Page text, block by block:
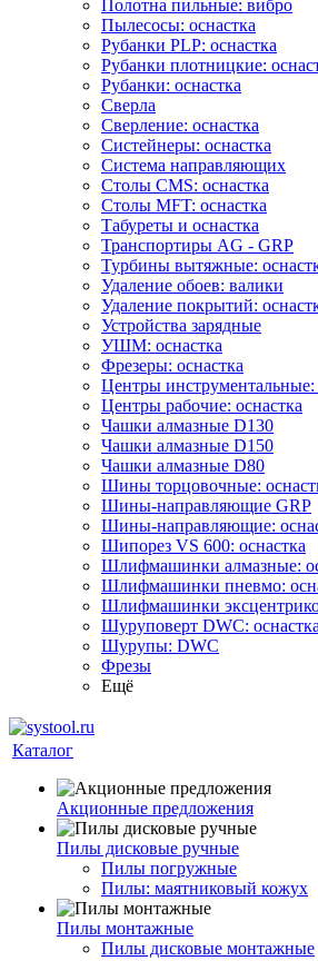
Полотна пильные: вибро
Пылесосы: оснастка
Рубанки PLP: оснастка
Рубанки плотницкие:
Рубанки: оснастка
Сверла
Сверление: оснастка
Систейнеры: оснастка
Система направляющих
Столы CMS: оснастка
Столы MFT: оснастка
Табуреты и оснастка
Транспортиры AG - GRP
Турбины вытяжные:
Удаление обоев: валики
Удаление покрытий:
Устройства зарядные
УШМ: оснастка
Фрезеры: оснастка
Центры инструментальные:
Центры рабочие: оснастка
Чашки алмазные D130
Чашки алмазные D150
Чашки алмазные D80
Шины торцовочные:
Шины-направляющие GRP
Шины-направляющие:
Шипорез VS 600: оснастка
Шлифмашинки алмазные:
Шлифмашинки пневмо:
Шлифмашинки
Шуруповерт DWC: оснастка
Шурупы: DWC
Фрезы
Ещё
Каталог
Акционные предложения
Пилы дисковые ручные
Пилы погружные
Пилы: маятниковый кожух
Пилы монтажные
Пилы дисковые монтажные